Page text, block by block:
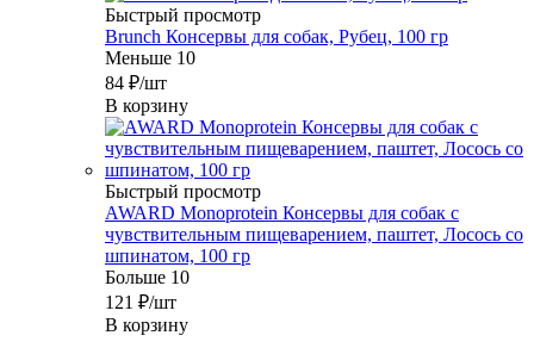
Быстрый просмотр
Brunch Консервы для собак, Рубец, 100 гр
Меньше 10
84 ₽/шт
В корзину
Быстрый просмотр
AWARD Monoprotein Консервы для собак с
чувствительным пищеварением, паштет, Лосось со
шпинатом, 100 гр
Больше 10
121 ₽/шт
В корзину